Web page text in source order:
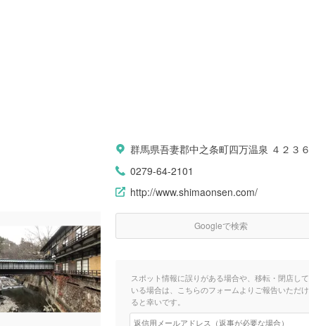
群馬県吾妻郡中之条町四万温泉 ４２３６
0279-64-2101
http://www.shimaonsen.com/
Googleで検索
スポット情報に誤りがある場合や、移転・閉店して
いる場合は、こちらのフォームよりご報告いただけ
ると幸いです。